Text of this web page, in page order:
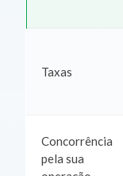
Taxas
Concorrência
pela sua